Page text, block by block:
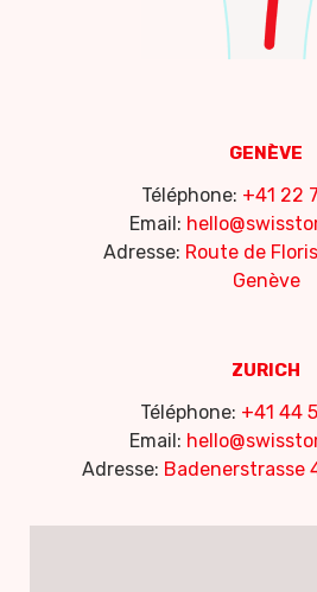
GENÈVE
Téléphone: +41 22
Email:
Adresse: Route de
Genève
ZURICH
Téléphone: +41 44
Email:
Adresse: Badenerstrasse